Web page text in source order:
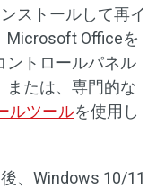
ストールして再イ
Microsoft Officeを
ントロールパネル
または、専門的な
ルツールを使用し
、Windows 10/11